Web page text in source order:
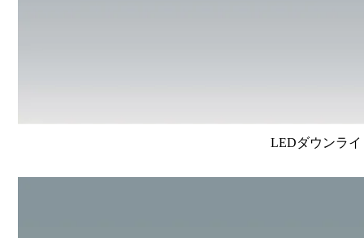
LEDダウンラ